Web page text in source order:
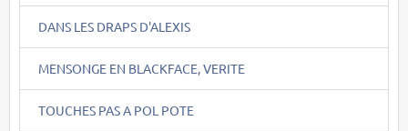
DANS LES DRAPS D'ALEXIS
MENSONGE EN BLACKFACE, VERITE
TOUCHES PAS A POL POTE